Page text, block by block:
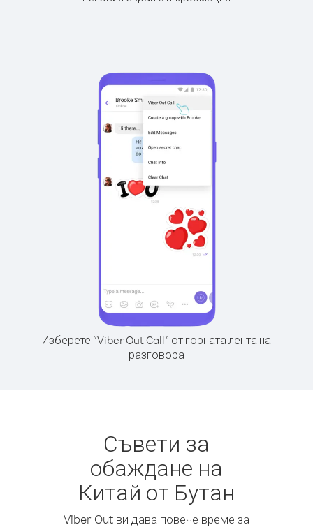
Изберете “Viber Out Call” от горната лента на
разговора
Съвети за
обаждане на
Китай от Бутан
Viber Out ви дава повече време за